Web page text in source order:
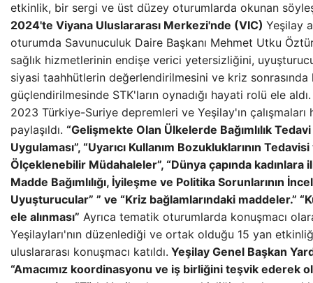
etkinlik, bir sergi ve üst düzey oturumlarda okunan
2024'te Viyana Uluslararası Merkezi'nde (VIC) Yeşilay
oturumda Savunuculuk Daire Başkanı Mehmet Utku
sağlık hizmetlerinin endişe verici yetersizliğini,
siyasi taahhütlerin değerlendirilmesini ve kriz sonrasında
güçlendirilmesinde STK'ların oynadığı hayati rolü ele
2023 Türkiye-Suriye depremleri ve Yeşilay'ın çalışmaları
paylaşıldı. “Gelişmekte Olan Ülkelerde Bağımlılık
Uygulaması”, “Uyarıcı Kullanım Bozukluklarının
Ölçeklenebilir Müdahaleler”, “Dünya çapında kadınlara
Madde Bağımlılığı, İyileşme ve Politika Sorunlarının
Uyuşturucular” ” ve “Kriz bağlamlarındaki maddeler.”
ele alınması” Ayrıca tematik oturumlarda konuşmacı
Yeşilayları'nın düzenlediği ve ortak olduğu 15 yan
uluslararası konuşmacı katıldı. Yeşilay Genel Başkan
“Amacımız koordinasyonu ve iş birliğini teşvik ederek